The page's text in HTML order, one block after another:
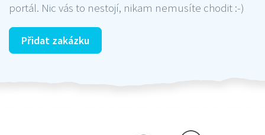
portál. Nic vás to nestojí, nikam nemusíte chodit :-)
Přidat zakázku